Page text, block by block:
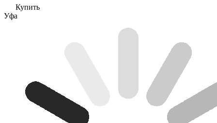
Купить
Уфа